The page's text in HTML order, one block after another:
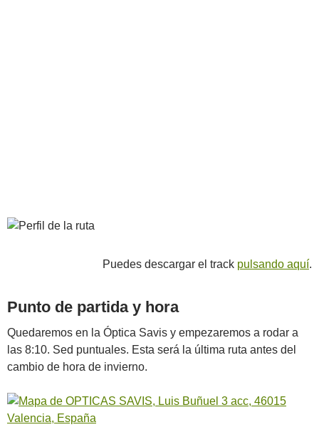
Puedes descargar el track pulsando aquí.
Punto de partida y hora
Quedaremos en la Óptica Savis y empezaremos a rodar a
las 8:10. Sed puntuales. Esta será la última ruta antes del
cambio de hora de invierno.